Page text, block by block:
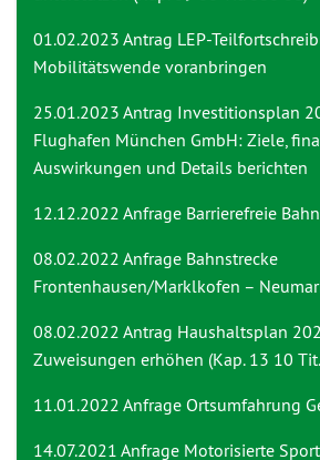
01.02.2023 Antrag LEP-
Mobilitätswende voranbringen
25.01.2023 Antrag Investitionsplan
Flughafen München GmbH: Ziele,
Auswirkungen und Details berichten
12.12.2022 Anfrage Barrierefreie
08.02.2022 Anfrage Bahnstrecke
Frontenhausen/Marklkofen –
08.02.2022 Antrag Haushaltsplan
Zuweisungen erhöhen (Kap. 13 10
11.01.2022 Anfrage Ortsumfahrung
14.07.2021 Anfrage Motorisierte